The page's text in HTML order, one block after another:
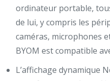
ordinateur portable,
de lui, y compris les
caméras, microphones
BYOM est compatible
L’affichage dynamique